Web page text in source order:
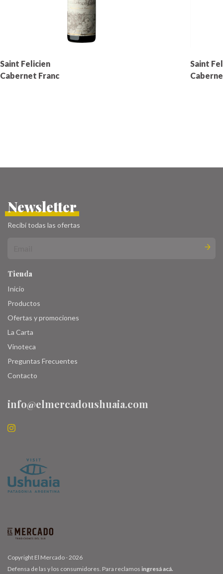
Saint Felicien
Cabernet Franc
Saint
Newsletter
Recibí todas las ofertas
Tienda
Inicio
Productos
Ofertas y promociones
La Carta
Vinoteca
Preguntas Frecuentes
Contacto
info@elmercadoushuaia.com
Copyright El Mercado - 2026
Defensa de las y los consumidores. Para reclamos ingresá acá.